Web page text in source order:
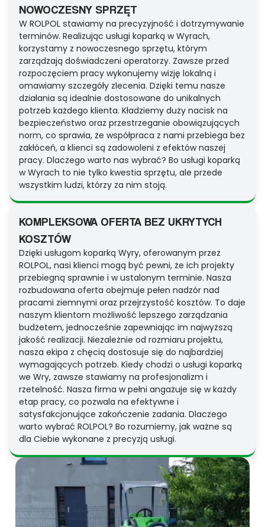
NOWOCZESNY SPRZĘT
W ROLPOL stawiamy na precyzyjność i dotrzymywanie
terminów. Realizując usługi koparką w Wyrach,
korzystamy z nowoczesnego sprzętu, którym
zarządzają doświadczeni operatorzy. Zawsze przed
rozpoczęciem pracy wykonujemy wizję lokalną i
omawiamy szczegóły zlecenia. Dzięki temu nasze
działania są idealnie dostosowane do unikalnych
potrzeb każdego klienta. Kładziemy duży nacisk na
bezpieczeństwo oraz przestrzeganie obowiązujących
norm, co sprawia, że współpraca z nami przebiega bez
zakłóceń, a klienci są zadowoleni z efektów naszej
pracy. Dlaczego warto nas wybrać? Bo usługi koparką
w Wyrach to nie tylko kwestia sprzętu, ale przede
wszystkim ludzi, którzy za nim stoją.
KOMPLEKSOWA OFERTA BEZ UKRYTYCH
KOSZTÓW
Dzięki usługom koparką Wyry, oferowanym przez
ROLPOL, nasi klienci mogą być pewni, że ich projekty
przebiegną sprawnie i w ustalonym terminie. Nasza
rozbudowana oferta obejmuje pełen nadzór nad
pracami ziemnymi oraz przejrzystość kosztów. To daje
naszym klientom możliwość lepszego zarządzania
budżetem, jednocześnie zapewniając im najwyższą
jakość realizacji. Niezależnie od rozmiaru projektu,
nasza ekipa z chęcią dostosuje się do najbardziej
wymagających potrzeb. Kiedy chodzi o usługi koparką
we Wry, zawsze stawiamy na profesjonalizm i
rzetelność. Nasza firma w pełni angażuje się w każdy
etap pracy, co pozwala na efektywne i
satysfakcjonujące zakończenie zadania. Dlaczego
warto wybrać ROLPOL? Bo rozumiemy, jak ważne są
dla Ciebie wykonane z precyzją usługi.